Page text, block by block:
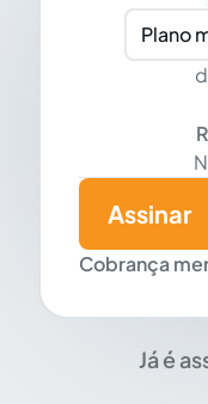
Plano
Cobrança
Assinar
Já é